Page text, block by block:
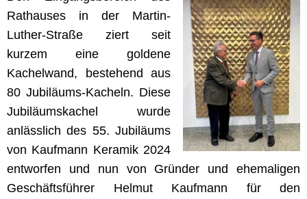
Rathauses in der Martin-
Luther-Straße ziert seit
kurzem eine goldene
Kachelwand, bestehend aus
80 Jubiläums-Kacheln. Diese
Jubiläumskachel wurde
anlässlich des 55. Jubiläums
von Kaufmann Keramik 2024
entworfen und nun von Gründer und ehemaligen
Geschäftsführer Helmut Kaufmann für den